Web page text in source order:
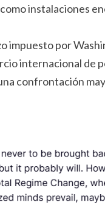
instalaciones
impuesto por
internacional
confrontación